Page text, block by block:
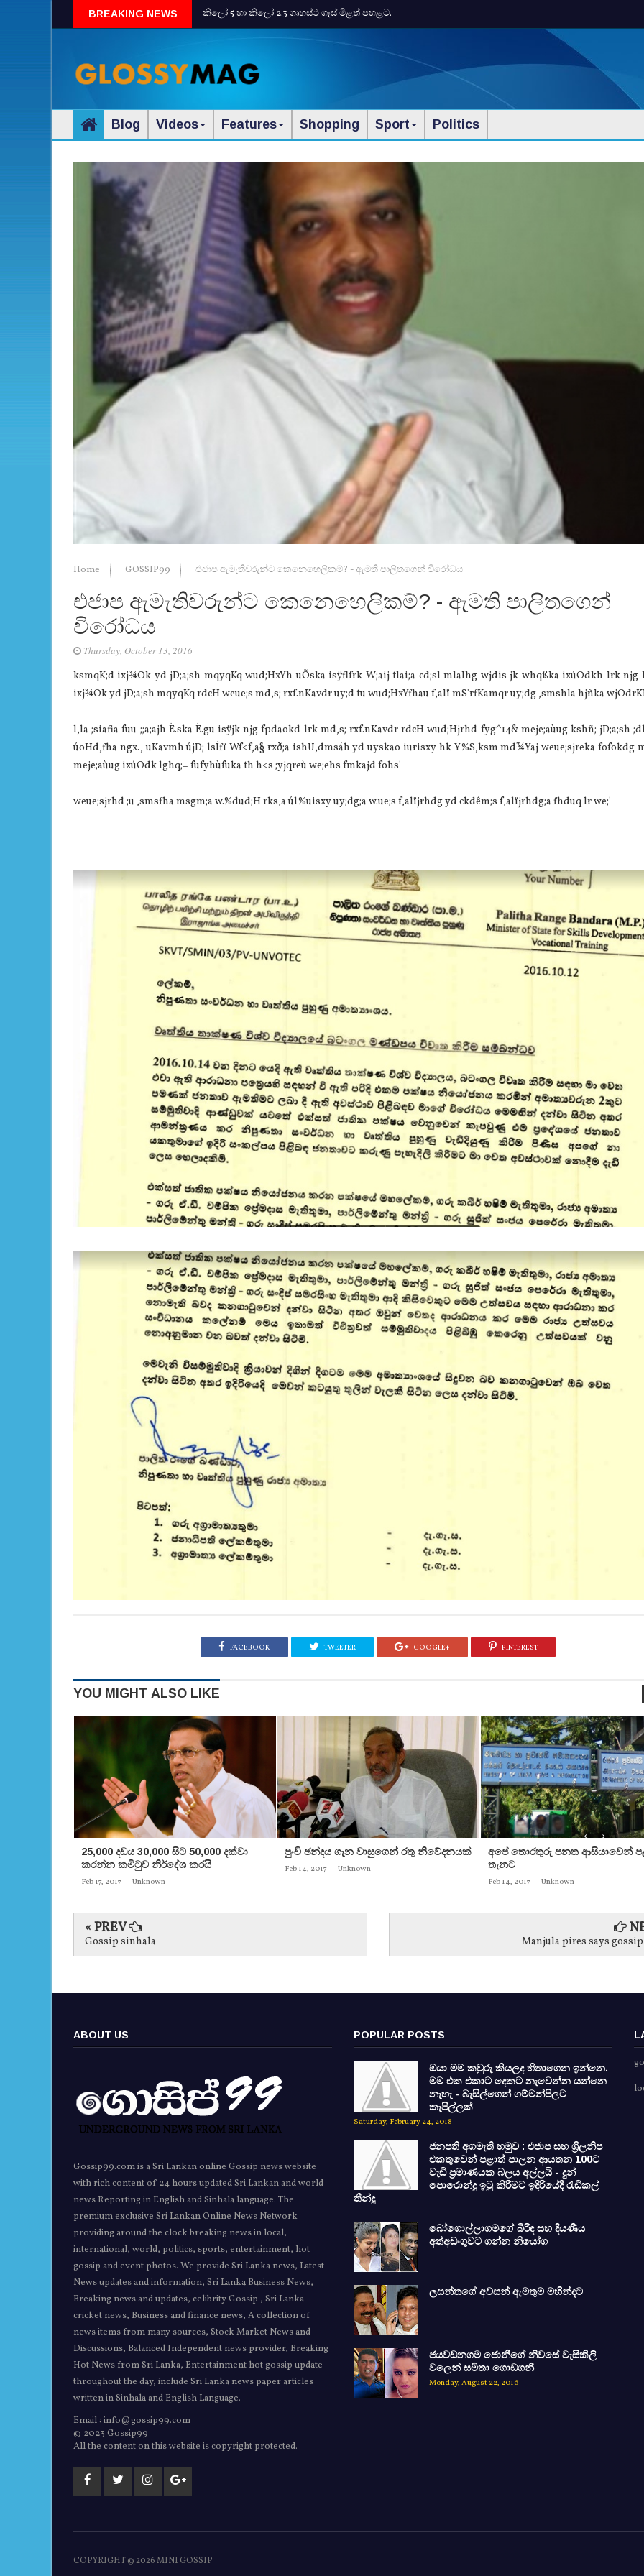
BREAKING NEWS කිලෝ 5 හා කිලෝ 2.3 ගෘහස්ථ ගෑස් මිළත් පහළට.
Blog Videos Features Shopping Sport Politics
Home GOSSIP99 එජාප ඇමැතිවරුන්ට කෙනෙහෙලිකම්? - ඇමති පාලිතගෙන් විරෝධය
එජාප ඇමැතිවරුන්ට කෙනෙහෙලිකම්? - ඇමති පාලිතගෙන්
විරෝධය
Thursday, October 13, 2016
ksmqK;d ixj¾Ok yd jD;a;sh mqyqKq wud;HxYh uÕska isÿflfrk W;aij tlai;a cd;sl mlaIhg wjdis jk whqßka ixúOdkh lrk njg
ixj¾Ok yd jD;a;sh mqyqKq rdcH weue;s md,s; rxf.nKavdr uy;d tu wud;HxYfhau f,alï mS'rfKamqr uy;dg ,smshla hjñka
l,la ;siafia fuu ;;a;ajh È.ska È.gu isÿjk njg fpdaokd lrk md,s; rxf.nKavdr rdcH wud;Hjrhd fyg^14& meje;aùug kshñ; jD;a;sh
úoHd,fha ngx., uKavmh újD; lsÍfï Wf<f,a§ rxð;a ishU,dmsáh yd uyskao iurisxy hk Y%S,ksm md¾Yaj weue;sjreka fofokdg
meje;aùug ixúOdk lghq;= fufyhùfuka th h<s ;yjqreù we;ehs fmkajd fohs'
weue;sjrhd ;u ,smsfha msgm;a w.%dud;H rks,a úl%uisxy uy;dg;a w.ue;s f,alïjrhdg yd ckdêm;s f,alïjrhdg;a fhduq lr we;'
FACEBOOK TWEETER GOOGLE+ PINTEREST
YOU MIGHT ALSO LIKE
25,000 දඩය 30,000 සිට 50,000 දක්වා
කරන්න කමිටුව නිර්දේශ කරයි
Feb 17, 2017 - Unknown
පුංචි ඡන්දය ගැන වාසුගෙන් රතු නිවේදනයක්‌
Feb 14, 2017 - Unknown
අපේ තොරතුරු පනත ආසියාවෙන්
තැනට
Feb 14, 2017 - Unknown
« PREV
Gossip sinhala Manjula pires says
ABOUT US
Gossip99.com is a Sri Lankan online Gossip news website
with rich content of 24 hours updated Sri Lankan and world
news Reporting in English and Sinhala language. The
premium exclusive Sri Lankan Online News Network
providing around the clock breaking news in local,
international, world, politics, sports, entertainment, hot
gossip and event photos. We provide Sri Lanka news, Latest
News updates and information, Sri Lanka Business News,
Breaking news and updates, celibrity Gossip , Sri Lanka
cricket news, Business and finance news, A collection of
news items from many sources, Stock Market News and
Discussions, Balanced Independent news provider, Breaking
Hot News from Sri Lanka, Entertainment hot gossip update
throughout the day, include Sri Lanka news paper articles
written in Sinhala and English Language.
Email : info@gossip99.com
© 2023 Gossip99
All the content on this website is copyright protected.
POPULAR POSTS
ඔයා මම කවුරු කියලද හිතාගෙන ඉන්නෙ.
මම එක එකාට දෙකට නැවෙන්න යන්නෙ
නැහැ - බැසිල්ගෙන් ගම්මන්පිලට
කැපිල්ලක්
Saturday, February 24, 2018
ජනපති අගමැති හමුව : එජාප සහ ශ්‍රිලනිප
එකතුවෙන් පළාත් පාලන ආයතන 100ට
වැඩි ප්‍රමාණයක බලය අල්ලයි - දුන්
පොරොන්දු ඉටු කිරීමට ඉදිරියේදී රැඩිකල්
තීන්දු
බෝගොල්ලාගමගේ බිරිඳ සහ දියණිය
අත්අඩංගුවට ගන්න නියෝග
ලසන්තගේ අවසන් ඇමතුම මහින්දට
ජයවඩනගම ජොනීගේ නිවසේ වැසිකිලි
වලෙන් සමිතා ගොඩගනී
Monday, August 22, 2016
COPYRIGHT ©2026 MINI GOSSIP